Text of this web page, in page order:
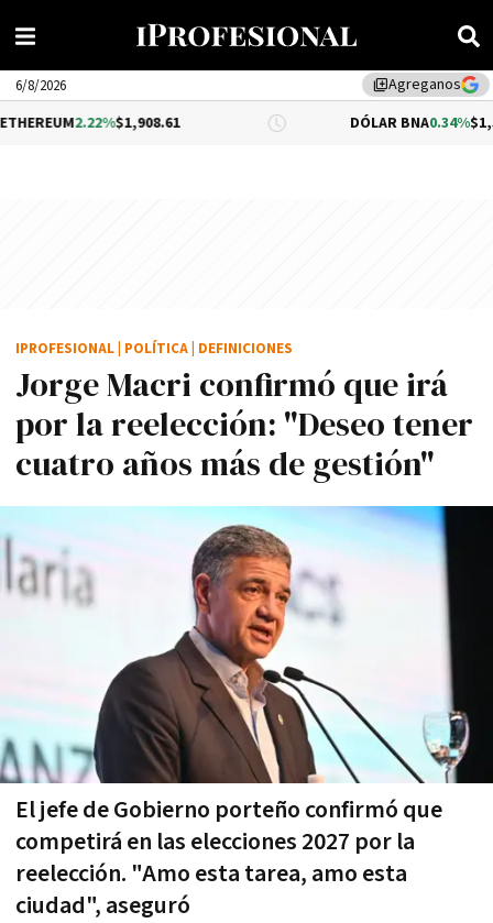
library_addAgreganos
6/8/2026
$1,908.61 DÓLAR BNA 0.34%$1,520.00
Jorge Macri confirmó que irá
por la reelección: "Deseo tener
cuatro años más de gestión"
El jefe de Gobierno porteño confirmó que
competirá en las elecciones 2027 por la
reelección. "Amo esta tarea, amo esta
ciudad", aseguró
IPROFESIONAL POLÍTICA DEFINICIONES